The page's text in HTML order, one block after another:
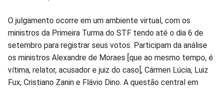
O julgamento ocorre em um ambiente virtual, com os
ministros da Primeira Turma do STF tendo até o dia 6 de
setembro para registrar seus votos. Participam da análise
os ministros Alexandre de Moraes [que ao mesmo tempo, é
vítima, relator, acusador e juiz do caso], Cármen Lúcia, Luiz
Fux, Cristiano Zanin e Flávio Dino. A questão central em